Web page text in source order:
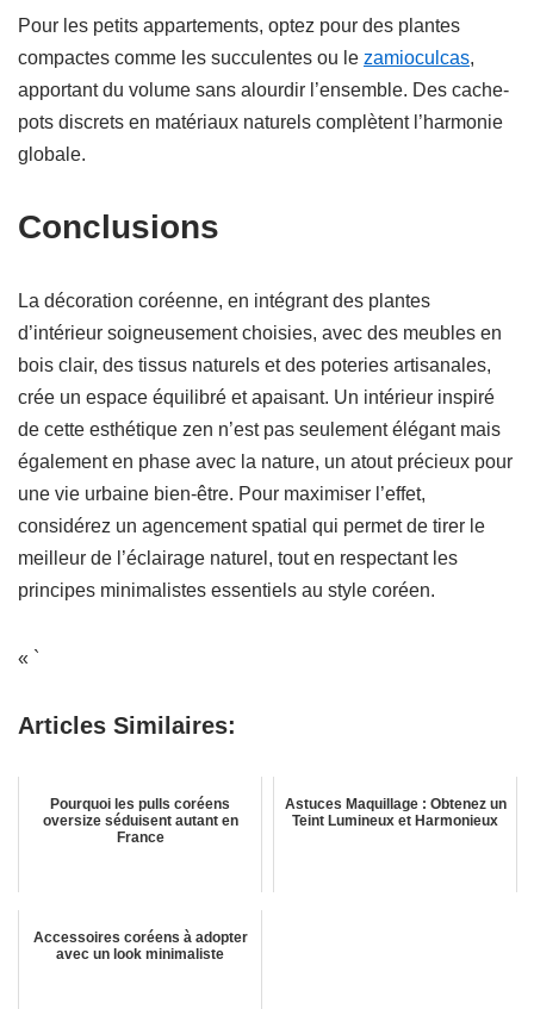
Pour les petits appartements, optez pour des plantes
compactes comme les succulentes ou le zamioculcas,
apportant du volume sans alourdir l’ensemble. Des cache-
pots discrets en matériaux naturels complètent l’harmonie
globale.
Conclusions
La décoration coréenne, en intégrant des plantes
d’intérieur soigneusement choisies, avec des meubles en
bois clair, des tissus naturels et des poteries artisanales,
crée un espace équilibré et apaisant. Un intérieur inspiré
de cette esthétique zen n’est pas seulement élégant mais
également en phase avec la nature, un atout précieux pour
une vie urbaine bien-être. Pour maximiser l’effet,
considérez un agencement spatial qui permet de tirer le
meilleur de l’éclairage naturel, tout en respectant les
principes minimalistes essentiels au style coréen.
« `
Articles Similaires:
Pourquoi les pulls coréens
oversize séduisent autant en
France
Astuces Maquillage : Obtenez un
Teint Lumineux et Harmonieux
Accessoires coréens à adopter
avec un look minimaliste